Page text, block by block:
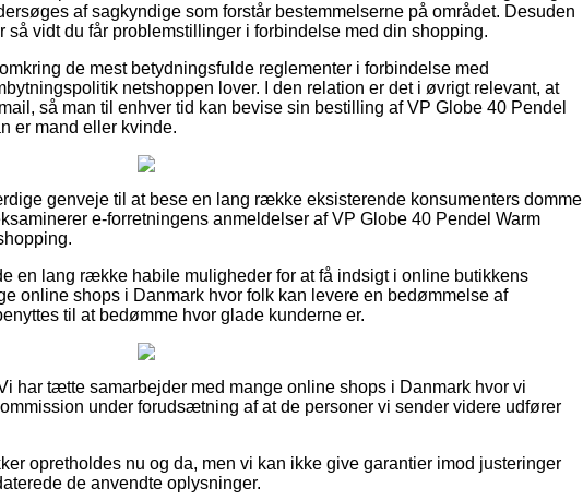
af sagkyndige som forstår bestemmelserne på området. Desuden
så vidt du får problemstillinger i forbindelse med din shopping.
de mest betydningsfulde reglementer i forbindelse med
netshoppen lover. I den relation er det i øvrigt relevant, at
så man til enhver tid kan bevise sin bestilling af VP Globe 40 Pendel
er mand eller kvinde.
genveje til at bese en lang række eksisterende konsumenters domme
e-forretningens anmeldelser af VP Globe 40 Pendel Warm
en lang række habile muligheder for at få indsigt i online butikkens
online shops i Danmark hvor folk kan levere en bedømmelse af
til at bedømme hvor glade kunderne er.
har tætte samarbejder med mange online shops i Danmark hvor vi
under forudsætning af at de personer vi sender videre udfører
opretholdes nu og da, men vi kan ikke give garantier imod justeringer
de anvendte oplysninger.